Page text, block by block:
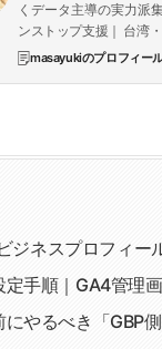
くデータ主導の実力派
ンストップ支援｜ 台湾
masayukiのプロフィー
ジネスプロフィー
定手順｜GA4管理
にやるべき「GBP